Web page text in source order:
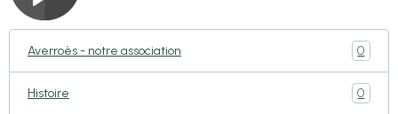
Averroès - notre association 0
Histoire 0